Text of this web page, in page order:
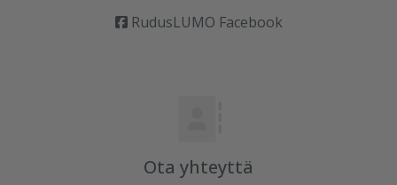
RudusLUMO Facebook
Ota yhteyttä